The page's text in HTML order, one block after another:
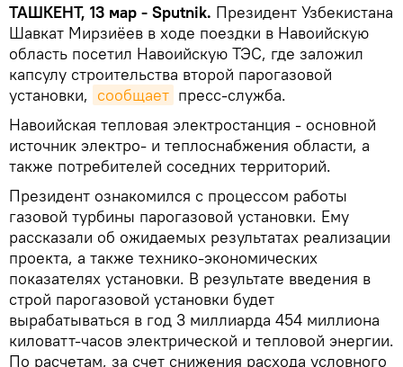
ТАШКЕНТ, 13 мар - Sputnik. Президент Узбекистана
Шавкат Мирзиёев в ходе поездки в Навоийскую
область посетил Навоийскую ТЭС, где заложил
капсулу строительства второй парогазовой
установки, сообщает пресс-служба.
Навоийская тепловая электростанция - основной
источник электро- и теплоснабжения области, а
также потребителей соседних территорий.
Президент ознакомился с процессом работы
газовой турбины парогазовой установки. Ему
рассказали об ожидаемых результатах реализации
проекта, а также технико-экономических
показателях установки. В результате введения в
строй парогазовой установки будет
вырабатываться в год 3 миллиарда 454 миллиона
киловатт-часов электрической и тепловой энергии.
По расчетам, за счет снижения расхода условного